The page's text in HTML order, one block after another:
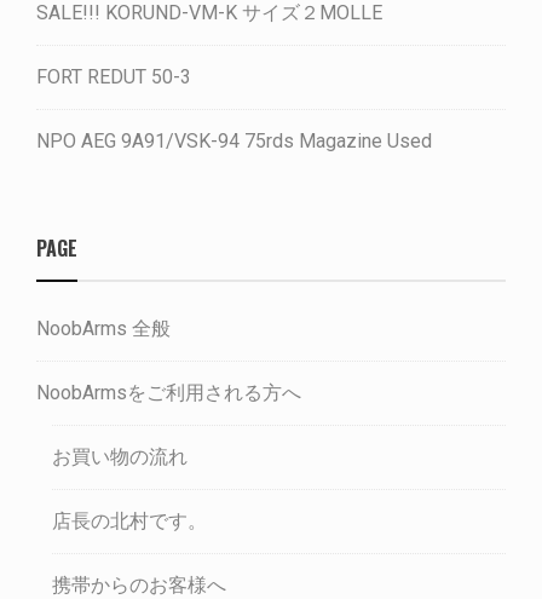
SALE!!! KORUND-VM-K サイズ２MOLLE
FORT REDUT 50-3
NPO AEG 9A91/VSK-94 75rds Magazine Used
PAGE
NoobArms 全般
NoobArmsをご利用される方へ
お買い物の流れ
店長の北村です。
携帯からのお客様へ